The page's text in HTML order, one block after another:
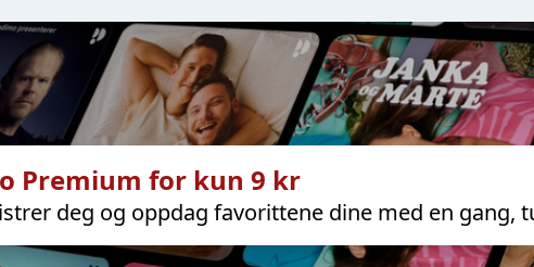
Premium for kun 9 kr
deg og oppdag favorittene dine med en gang,